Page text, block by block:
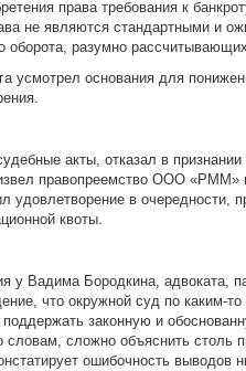
права требования к
не являются стандартными и
оборота, разумно
усмотрел основания для
акты, отказал в признании
правопреемство ООО «РММ»
удовлетворение в очередности,
квоты.
у Вадима Бородкина, адвоката,
что окружной суд по каким-то
законную и
словам, сложно объяснить столь
ошибочность выводов